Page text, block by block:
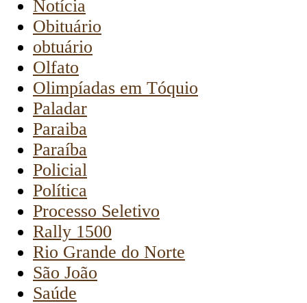
Notícia
Obituário
obtuário
Olfato
Olimpíadas em Tóquio
Paladar
Paraiba
Paraíba
Policial
Política
Processo Seletivo
Rally 1500
Rio Grande do Norte
São João
Saúde